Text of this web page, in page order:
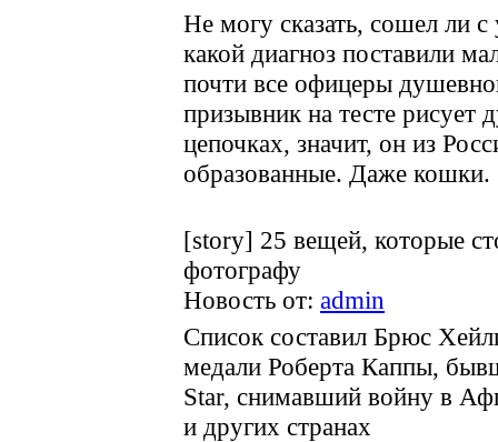
Не могу сказать, сошел ли
какой диагноз поставили
почти все офицеры
призывник на тесте
цепочках, значит, он из
образованные. Даже кошки.
[story] 25 вещей, которые
фотографу
Новость от: admin
Список составил Брюс
медали Роберта Каппы,
Star, снимавший войну в
и других странах